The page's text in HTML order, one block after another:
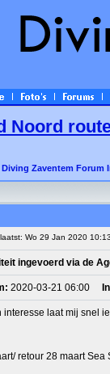
Noord
Diving Zaventem Forum
Wo 29 Jan 2020 10:13
ingevoerd via de
2020-03-21 06:00
interesse laat mij snel
retour 28 maart Sea